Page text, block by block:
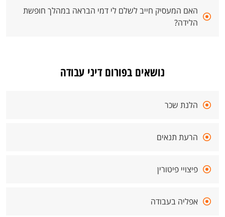
האם המעסיק חייב לשלם לי דמי הבראה במהלך חופשת
הלידה?
נושאים בפורום דיני עבודה
הלנת שכר
הרעת תנאים
פיצויי פיטורין
אפליה בעבודה